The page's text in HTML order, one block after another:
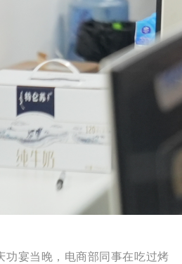
功宴当晚，电商部同事在吃过烤